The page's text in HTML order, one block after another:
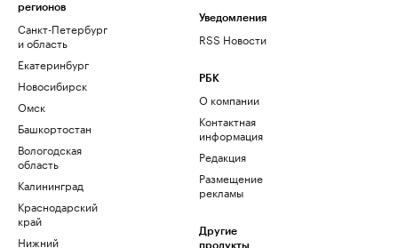
регионов
Санкт-Петербург
и область
Екатеринбург
Новосибирск
Омск
Башкортостан
Вологодская
область
Калининград
Краснодарский
край
Нижний
Уведомления
RSS Новости
РБК
О компании
Контактная
информация
Редакция
Размещение
рекламы
Другие
продукты